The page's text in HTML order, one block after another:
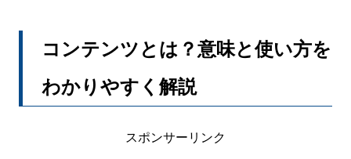
コンテンツとは？意味と使い方を
わかりやすく解説
スポンサーリンク